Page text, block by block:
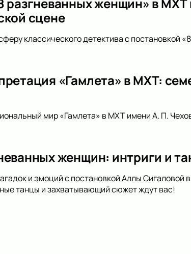
сцене
классического детектива с постановкой
«Гамлета» в МХТ:
мир «Гамлета» в МХТ имени А. П.
женщин: интриги и
и эмоций с постановкой Аллы
танцы и захватывающий сюжет ждут вас!